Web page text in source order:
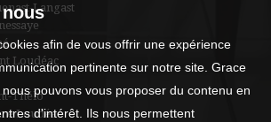
Langast
Loudéac
Thélo
Loudéac
afin de vous offrir une expérience
pertinente sur notre site. Grace
pouvons vous proposer du contenu en
d'intérêt. Ils nous permettent